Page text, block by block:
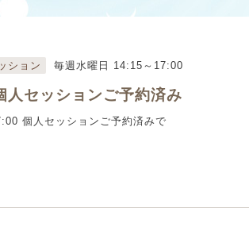
ション 毎週水曜日 14:15～17:00
人セッションご予約済み
個人セッションご予約済みで